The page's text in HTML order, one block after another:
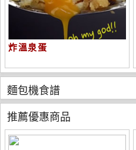
炸溫泉蛋
麵包機食譜
推薦優惠商品